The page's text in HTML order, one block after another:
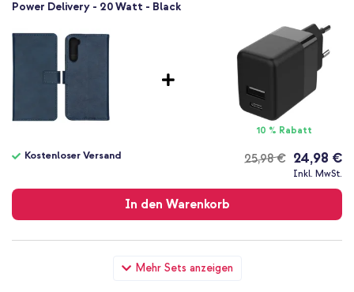
Mehr Sets anzeigen
Power Delivery - 20 Watt - Black
10 % Rabatt
25,98 €
Kostenloser Versand 24,98 €
Inkl. MwSt.
In den Warenkorb
Versand
imoshion Luxuriöse Klapphülle OnePlus Nord - Dunkelblau +
Boost↑Charge™ Braided USB-C-zu-USB-C Kabel - 1 Meter